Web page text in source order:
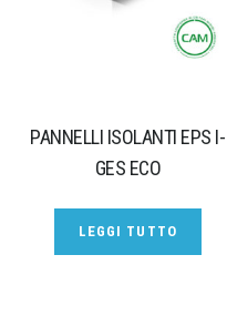
PANNELLI ISOLANTI EPS I-
GES ECO
LEGGI TUTTO